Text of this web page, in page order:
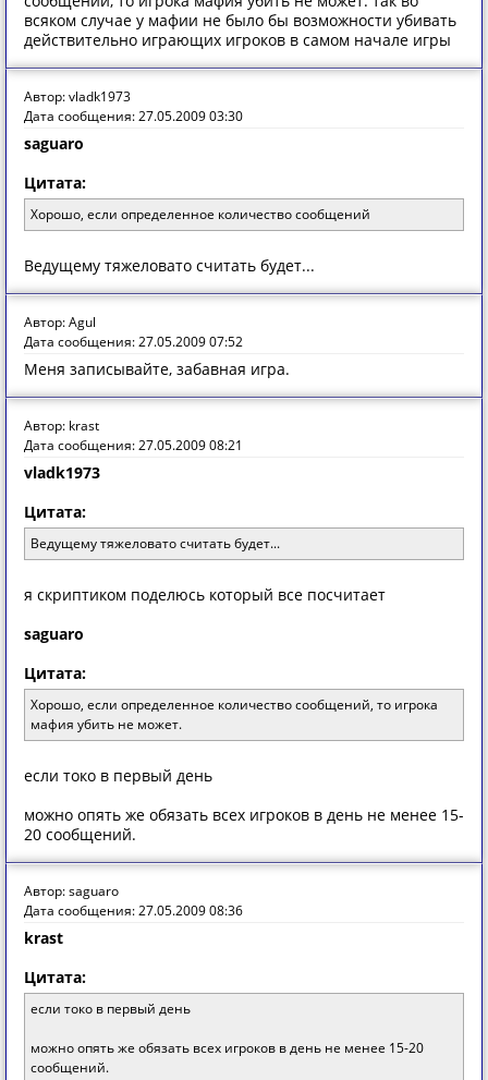
всяком случае у мафии не было бы возможности убивать
действительно играющих игроков в самом начале игры
Автор: vladk1973
Дата сообщения: 27.05.2009 03:30
saguaro
Цитата:
Хорошо, если определенное количество сообщений
Ведущему тяжеловато считать будет...
Автор: Agul
Дата сообщения: 27.05.2009 07:52
Меня записывайте, забавная игра.
Автор: krast
Дата сообщения: 27.05.2009 08:21
vladk1973
Цитата:
Ведущему тяжеловато считать будет...
я скриптиком поделюсь который все посчитает
saguaro
Цитата:
Хорошо, если определенное количество сообщений, то игрока
мафия убить не может.
если токо в первый день
можно опять же обязать всех игроков в день не менее 15-
20 сообщений.
Автор: saguaro
Дата сообщения: 27.05.2009 08:36
krast
Цитата:
если токо в первый день
можно опять же обязать всех игроков в день не менее 15-20
сообщений.